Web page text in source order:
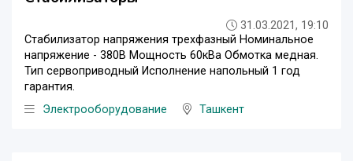
31.03.2021, 19:10
Стабилизатор напряжения трехфазный Номинальное
напряжение - 380В Мощность 60кВа Обмотка медная.
Тип сервоприводный Исполнение напольный 1 год
гарантия.
Электрооборудование
Ташкент